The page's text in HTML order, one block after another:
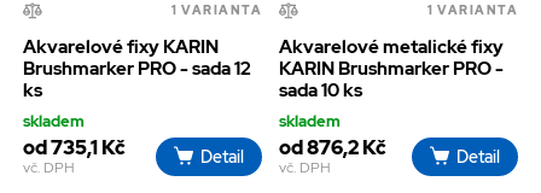
1 VARIANTA
Akvarelové fixy KARIN
Brushmarker PRO - sada 12
ks
skladem
od 735,1 Kč
vč. DPH
Detail
1 VARIANTA
Akvarelové metalické fixy
KARIN Brushmarker PRO -
sada 10 ks
skladem
od 876,2 Kč
vč. DPH
Detail